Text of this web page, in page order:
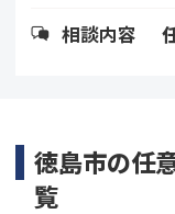
相談内容
徳島市の任
覧